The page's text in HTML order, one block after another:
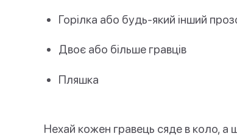
Горілка або будь-який інший
Двоє або більше гравців
Пляшка
Нехай кожен гравець сяде в коло, а